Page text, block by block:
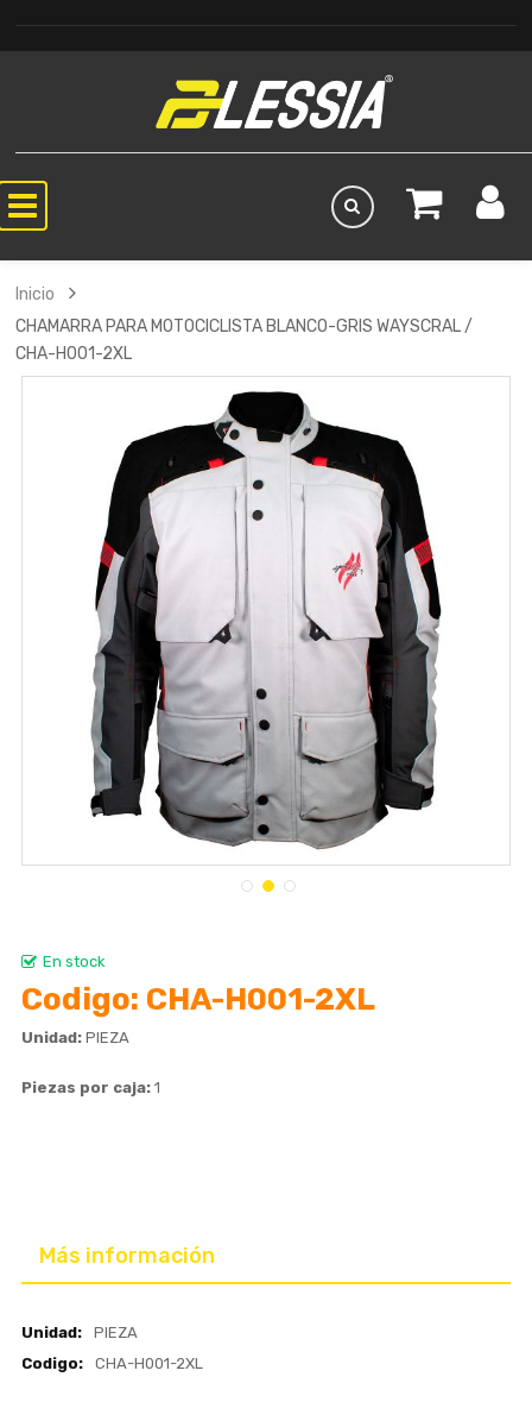
Inicio
CHAMARRA PARA MOTOCICLISTA BLANCO-GRIS WAYSCRAL /
CHA-H001-2XL
En stock
Codigo CHA-H001-2XL
Unidad: PIEZA
Piezas por caja: 1
Más información
Más
información
PIEZA
CHA-H001-2XL